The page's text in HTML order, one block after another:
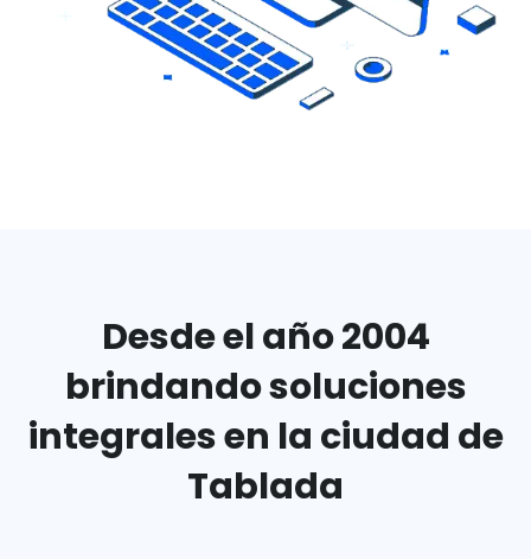
Desde el año 2004
brindandosoluciones
integrales en la ciudad de
Tablada